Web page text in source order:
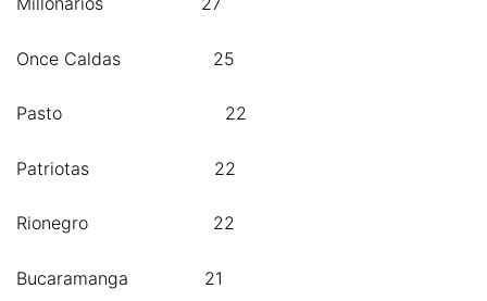
Once Caldas 25
Pasto 22
Patriotas 22
Rionegro 22
Bucaramanga 21